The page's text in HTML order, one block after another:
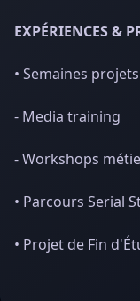
EXPÉRIENCES &
• Semaines
- Media training
- Workshops
• Parcours Serial
• Projet de Fin